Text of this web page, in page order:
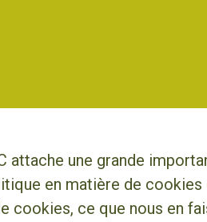
attache une grande
en matière de
cookies, ce que nous en